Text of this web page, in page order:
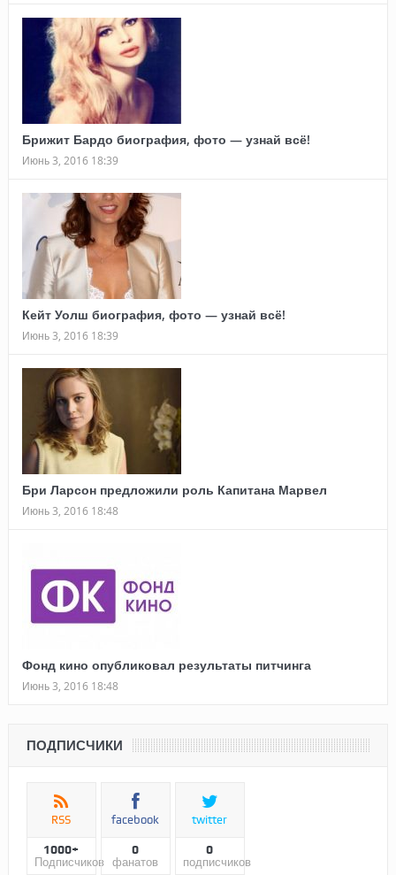
Брижит Бардо биография, фото — узнай всё!
Июнь 3, 2016 18:39
Кейт Уолш биография, фото — узнай всё!
Июнь 3, 2016 18:39
Бри Ларсон предложили роль Капитана Марвел
Июнь 3, 2016 18:48
Фонд кино опубликовал результаты питчинга
Июнь 3, 2016 18:48
ПОДПИСЧИКИ
RSS
1000+
Подписчиков
facebook
0
фанатов
twitter
0
подписчиков